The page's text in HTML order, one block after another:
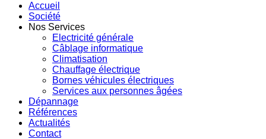
Accueil
Société
Nos Services
Electricité générale
Câblage informatique
Climatisation
Chauffage électrique
Bornes véhicules électriques
Services aux personnes âgées
Dépannage
Références
Actualités
Contact